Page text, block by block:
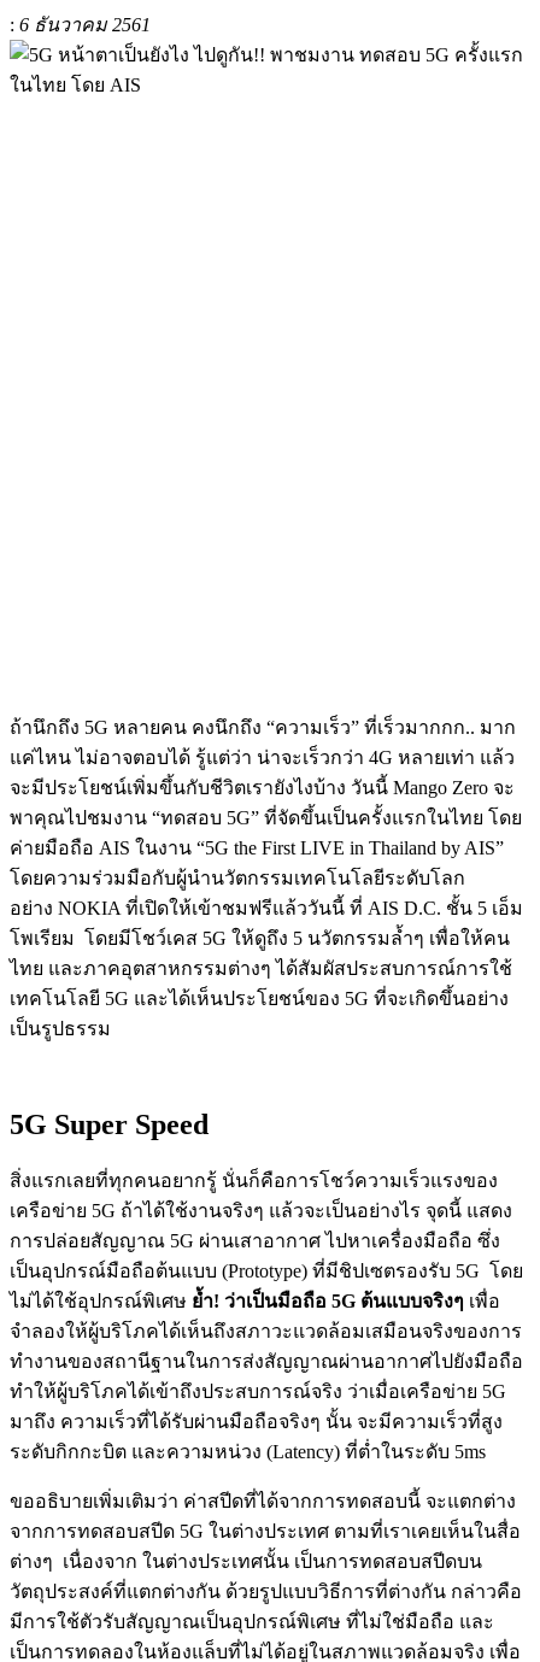
: 6 ธันวาคม 2561
ถ้านึกถึง 5G หลายคน คงนึกถึง “ความเร็ว” ที่เร็วมากกก.. มาก
แค่ไหน ไม่อาจตอบได้ รู้แต่ว่า น่าจะเร็วกว่า 4G หลายเท่า แล้ว
จะมีประโยชน์เพิ่มขึ้นกับชีวิตเรายังไงบ้าง วันนี้ Mango Zero จะ
พาคุณไปชมงาน “ทดสอบ 5G” ที่จัดขึ้นเป็นครั้งแรกในไทย โดย
ค่ายมือถือ AIS ในงาน “5G the First LIVE in Thailand by AIS”
โดยความร่วมมือกับผู้นำนวัตกรรมเทคโนโลยีระดับโลก
อย่าง NOKIA ที่เปิดให้เข้าชมฟรีแล้ววันนี้ ที่ AIS D.C. ชั้น 5 เอ็ม
โพเรียม โดยมีโชว์เคส 5G ให้ดูถึง 5 นวัตกรรมล้ำๆ เพื่อให้คน
ไทย และภาคอุตสาหกรรมต่างๆ ได้สัมผัสประสบการณ์การใช้
เทคโนโลยี 5G และได้เห็นประโยชน์ของ 5G ที่จะเกิดขึ้นอย่าง
เป็นรูปธรรม
5G Super Speed
สิ่งแรกเลยที่ทุกคนอยากรู้ นั่นก็คือการโชว์ความเร็วแรงของ
เครือข่าย 5G ถ้าได้ใช้งานจริงๆ แล้วจะเป็นอย่างไร จุดนี้ แสดง
การปล่อยสัญญาณ 5G ผ่านเสาอากาศ ไปหาเครื่องมือถือ ซึ่ง
เป็นอุปกรณ์มือถือต้นแบบ (Prototype) ที่มีชิปเซตรองรับ 5G โดย
ไม่ได้ใช้อุปกรณ์พิเศษ ย้ำ! ว่าเป็นมือถือ 5G ต้นแบบจริงๆ เพื่อ
จำลองให้ผู้บริโภคได้เห็นถึงสภาวะแวดล้อมเสมือนจริงของการ
ทำงานของสถานีฐานในการส่งสัญญาณผ่านอากาศไปยังมือถือ
ทำให้ผู้บริโภคได้เข้าถึงประสบการณ์จริง ว่าเมื่อเครือข่าย 5G
มาถึง ความเร็วที่ได้รับผ่านมือถือจริงๆ นั้น จะมีความเร็วที่สูง
ระดับกิกกะบิต และความหน่วง (Latency) ที่ต่ำในระดับ 5ms
ขออธิบายเพิ่มเติมว่า ค่าสปีดที่ได้จากการทดสอบนี้ จะแตกต่าง
จากการทดสอบสปีด 5G ในต่างประเทศ ตามที่เราเคยเห็นในสื่อ
ต่างๆ เนื่องจาก ในต่างประเทศนั้น เป็นการทดสอบสปีดบน
วัตถุประสงค์ที่แตกต่างกัน ด้วยรูปแบบวิธีการที่ต่างกัน กล่าวคือ
มีการใช้ตัวรับสัญญาณเป็นอุปกรณ์พิเศษ ที่ไม่ใช่มือถือ และ
เป็นการทดลองในห้องแล็บที่ไม่ได้อยู่ในสภาพแวดล้อมจริง เพื่อ